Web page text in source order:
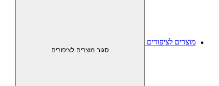
מוצרים לציפורים
סגור מוצרים לציפורים